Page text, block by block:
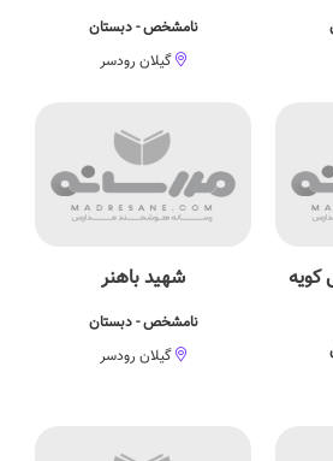
نامشخص - دبستان
گیلان رودسر
شهید باهنر
نامشخص - دبستان
گیلان رودسر